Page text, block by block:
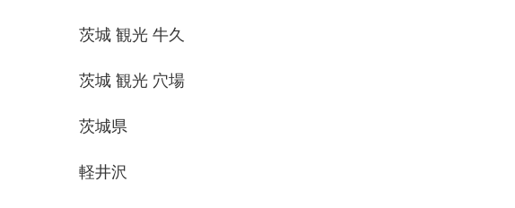
茨城 観光 牛久
茨城 観光 穴場
茨城県
軽井沢